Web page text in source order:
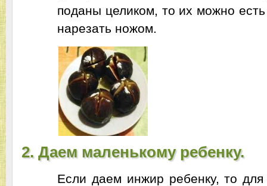
поданы целиком, то их можно
нарезать ножом.
2. Даем маленькому ребенку.
Если даем инжир ребенку, то для